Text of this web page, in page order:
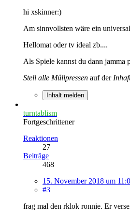
hi xskinner:)
Am sinnvollsten wäre ein
Hellomat oder tv ideal zb....
Als Spiele kannst du dann jamma
Stell alle Müllpressen auf der
Inhalt melden
turntablism
Fortgeschrittener
Reaktionen
27
Beiträge
468
15. November 2018 um
#3
frag mal den rklok ronnie. Er